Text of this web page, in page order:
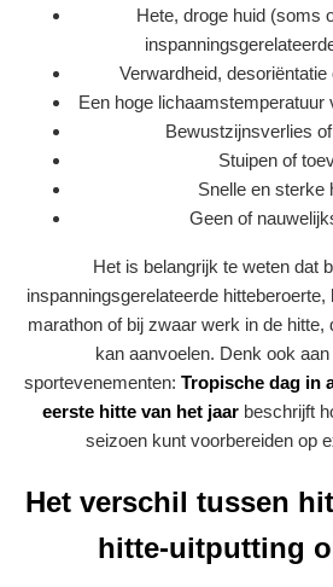
Hete, droge huid (soms
Verwardheid,
Een hoge lichaamstemperatuur
Bewustzijnsverlies
Stuipen of
Snelle en sterke
Geen of
Het is belangrijk te weten dat
inspanningsgerelateerde
marathon of bij zwaar werk in de
kan aanvoelen. Denk ook
sportevenementen: Tropische dag in
eerste hitte van het jaarbeschrijft
seizoen kunt voorbereiden op
Het verschil tussen
hitte-uitputting